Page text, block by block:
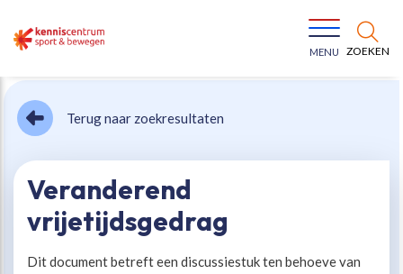
ZOEKEN
MENU
Terug naar zoekresultaten
Veranderend
vrijetijdsgedrag
Dit document betreft een discussiestuk ten behoeve van
Bewegen voor een gezonde leefstijl
Ons team